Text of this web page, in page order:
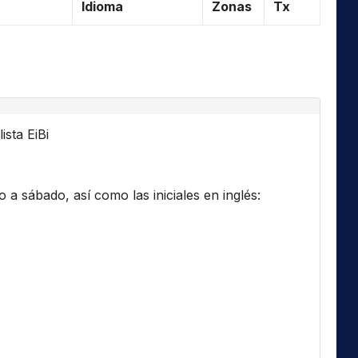
Idioma Zonas Tx
EiBi
sábado, así como las iniciales en inglés: